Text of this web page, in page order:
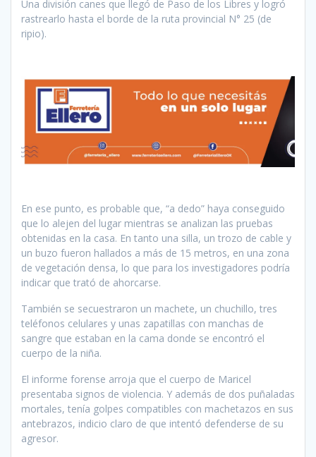
Una división canes que llegó de Paso de los Libres y logró
rastrearlo hasta el borde de la ruta provincial N° 25 (de
ripio).
En ese punto, es probable que, “a dedo” haya conseguido
que lo alejen del lugar mientras se analizan las pruebas
obtenidas en la casa. En tanto una silla, un trozo de cable y
un buzo fueron hallados a más de 15 metros, en una zona
de vegetación densa, lo que para los investigadores podría
indicar que trató de ahorcarse.
También se secuestraron un machete, un chuchillo, tres
teléfonos celulares y unas zapatillas con manchas de
sangre que estaban en la cama donde se encontró el
cuerpo de la niña.
El informe forense arroja que el cuerpo de Maricel
presentaba signos de violencia. Y además de dos puñaladas
mortales, tenía golpes compatibles con machetazos en sus
antebrazos, indicio claro de que intentó defenderse de su
agresor.